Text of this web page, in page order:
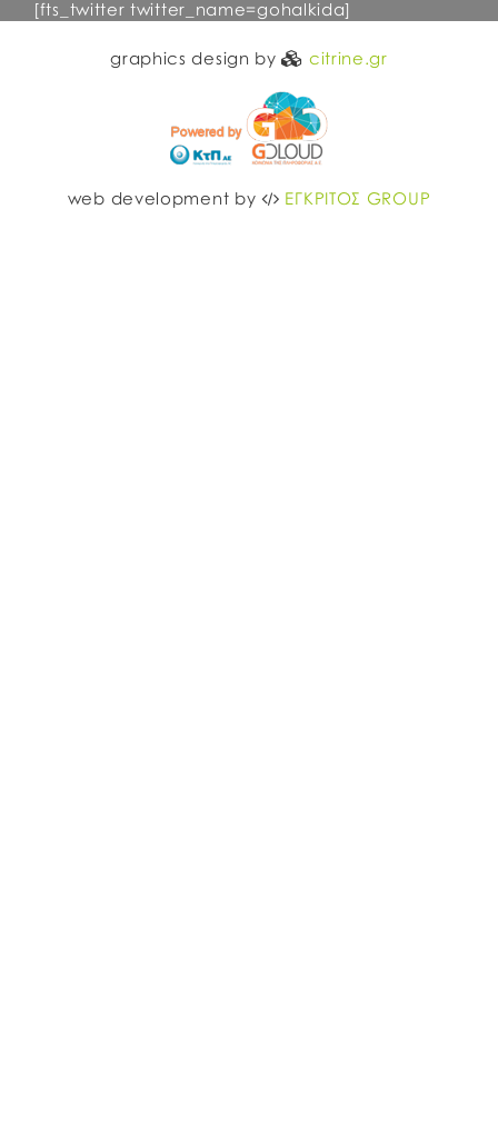
[fts_twitter twitter_name=gohalkida]
graphics design by citrine.gr
web development by ΕΓΚΡΙΤΟΣ GROUP